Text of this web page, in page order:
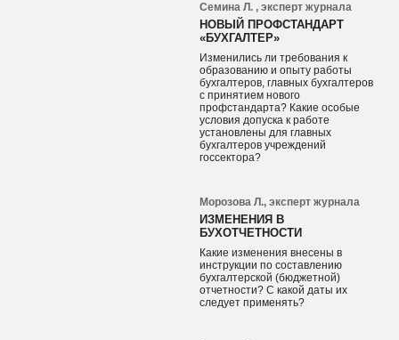
Семина Л. , эксперт журнала
НОВЫЙ ПРОФСТАНДАРТ
«БУХГАЛТЕР»
Изменились ли требования к
образованию и опыту работы
бухгалтеров, главных бухгалтеров
с принятием нового
профстандарта? Какие особые
условия допуска к работе
установлены для главных
бухгалтеров учреждений
госсектора?
Морозова Л., эксперт журнала
ИЗМЕНЕНИЯ В
БУХОТЧЕТНОСТИ
Какие изменения внесены в
инструкции по составлению
бухгалтерской (бюджетной)
отчетности? С какой даты их
следует применять?